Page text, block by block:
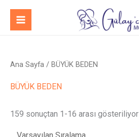
İçeriğeMAIN
MENU
Ana Sayfa / BÜYÜK BEDEN
BÜYÜK BEDEN
159 sonuçtan 1-16 arası gösteriliyor